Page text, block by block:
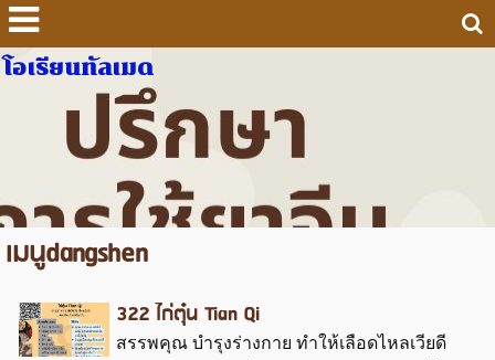
โอเรียนทัลเมด
เมนูdangshen
322 ไก่ตุ๋น Tian Qi
สรรพคุณ บำรุงร่างกาย ทำให้เลือดไหลเวียดี